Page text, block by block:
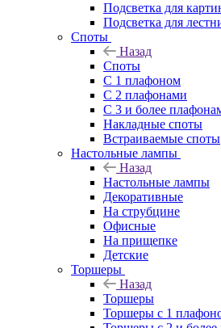
Подсветка для
Подсветка для
Споты
Назад
Споты
С 1 плафоном
С 2 плафонами
С 3 и более
Накладные споты
Встраиваемые споты
Настольные лампы
Назад
Настольные лампы
Декоративные
На струбцине
Офисные
На прищепке
Детские
Торшеры
Назад
Торшеры
Торшеры с 1